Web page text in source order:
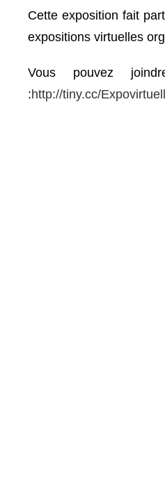
Cette exposition fait
expositions virtuelles
Vous pouvez
:http://tiny.cc/